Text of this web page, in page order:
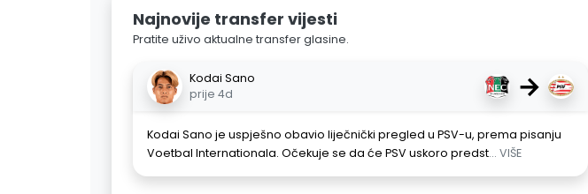
Najnovije transfer vijesti
Pratite uživo aktualne transfer glasine.
Kodai Sano
prije 4d
→
Kodai Sano je uspješno obavio liječnički pregled u PSV-u, prema pisanju
Voetbal Internationala. Očekuje se da će PSV uskoro predst... VIŠE